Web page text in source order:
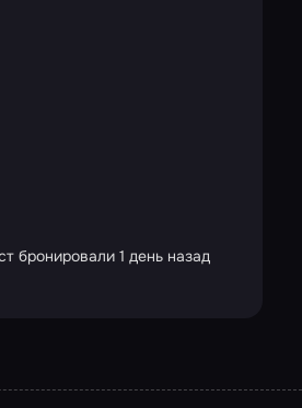
бронировали 1 день назад